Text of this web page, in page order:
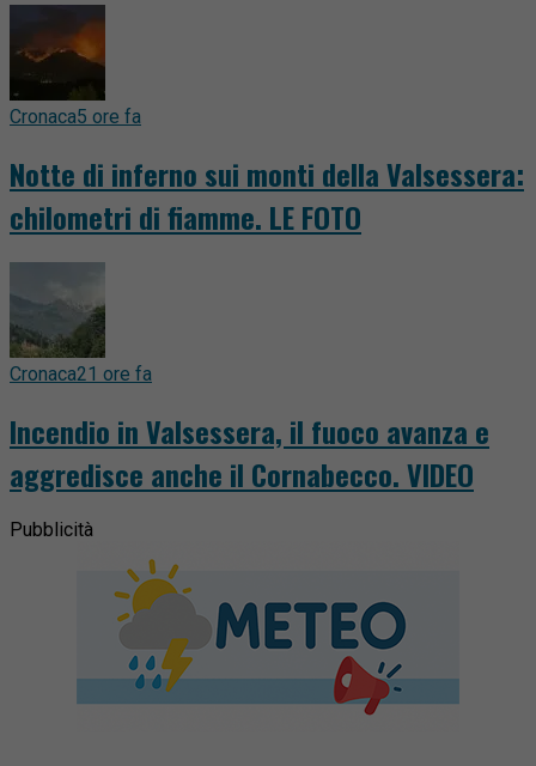
Cronaca5 ore fa
Notte di inferno sui monti della Valsessera:
chilometri di fiamme. LE FOTO
Cronaca21 ore fa
Incendio in Valsessera, il fuoco avanza e
aggredisce anche il Cornabecco. VIDEO
Pubblicità